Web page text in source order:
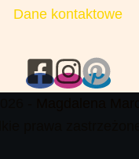
Dane kontaktowe